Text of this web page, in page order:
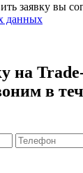
заявку вы
данных
на
в